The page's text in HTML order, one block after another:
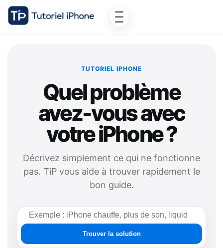
TUTORIEL IPHONE
Quel problème
avez-vous avec
votre iPhone ?
Décrivez simplement ce qui ne fonctionne
pas. TiP vous aide à trouver rapidement le
bon guide.
Rechercher
une
solution
Trouver la solution